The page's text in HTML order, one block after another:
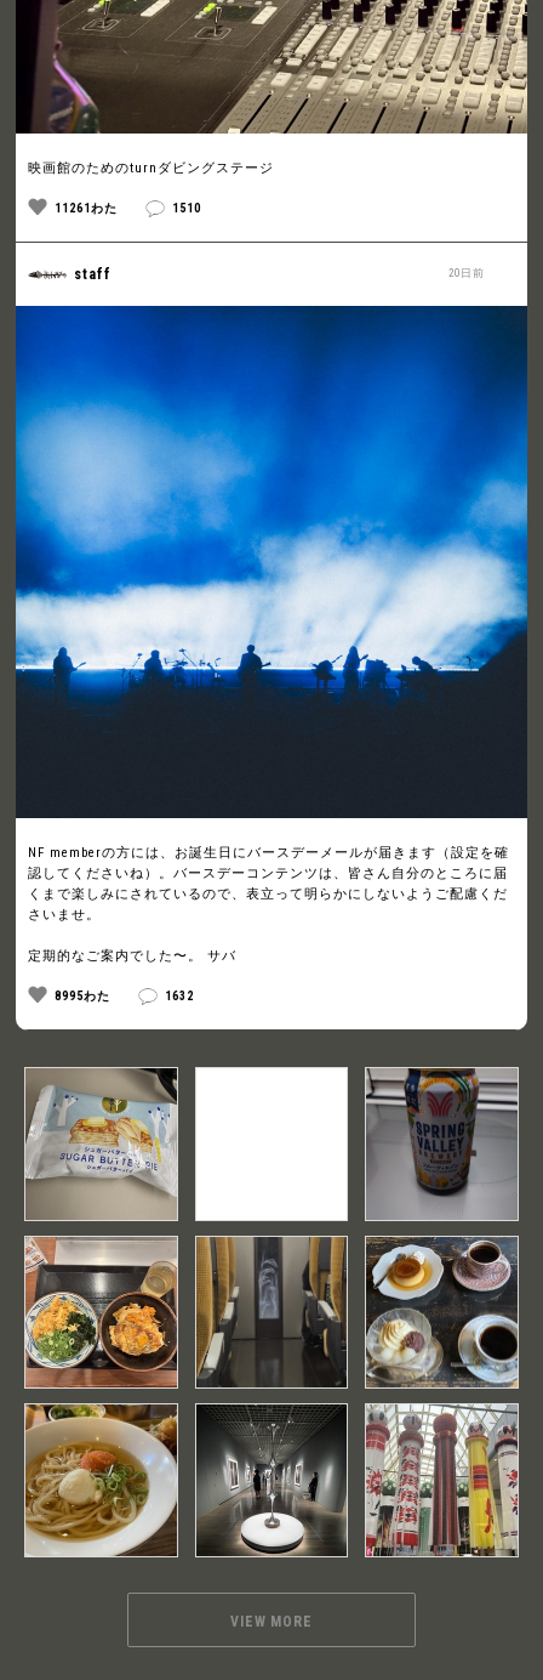
映画館のためのturnダビングステージ
11261わた 1510
20日前
staff
NF memberの方には、お誕生日にバースデーメールが届きます（設定を確
認してくださいね）。バースデーコンテンツは、皆さん自分のところに届
くまで楽しみにされているので、表立って明らかにしないようご配慮くだ
さいませ。
定期的なご案内でした〜。 サバ
8995わた 1632
VIEW MORE